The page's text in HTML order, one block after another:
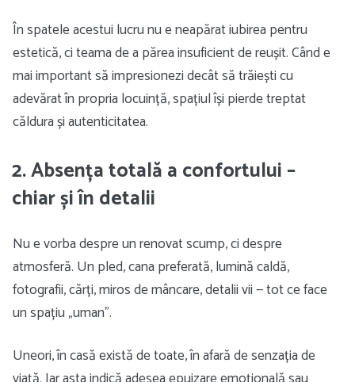
În spatele acestui lucru nu e neapărat iubirea pentru
estetică, ci teama de a părea insuficient de reușit. Când e
mai important să impresionezi decât să trăiești cu
adevărat în propria locuință, spațiul își pierde treptat
căldura și autenticitatea.
2. Absența totală a confortului –
chiar și în detalii
Nu e vorba despre un renovat scump, ci despre
atmosferă. Un pled, cana preferată, lumină caldă,
fotografii, cărți, miros de mâncare, detalii vii — tot ce face
un spațiu „uman”.
Uneori, în casă există de toate, în afară de senzația de